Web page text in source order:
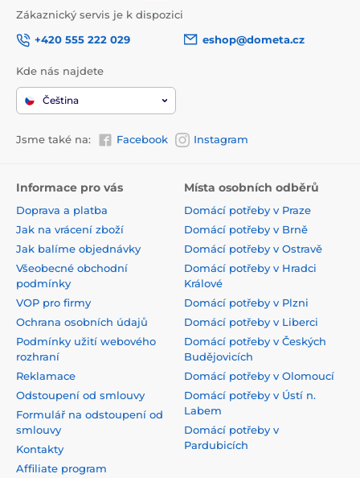
Zákaznický servis je k dispozici
+420 555 222 029
eshop@dometa.cz
Kde nás najdete
Čeština
Jsme také na: Facebook Instagram
Informace pro vás
Doprava a platba
Jak na vrácení zboží
Jak balíme objednávky
Všeobecné obchodní
podmínky
VOP pro firmy
Ochrana osobních údajů
Podmínky užití webového
rozhraní
Reklamace
Odstoupení od smlouvy
Formulář na odstoupení od
smlouvy
Kontakty
Affiliate program
Místa osobních odběrů
Domácí potřeby v Praze
Domácí potřeby v Brně
Domácí potřeby v Ostravě
Domácí potřeby v Hradci
Králové
Domácí potřeby v Plzni
Domácí potřeby v Liberci
Domácí potřeby v Českých
Budějovicích
Domácí potřeby v Olomoucí
Domácí potřeby v Ústí n.
Labem
Domácí potřeby v
Pardubicích